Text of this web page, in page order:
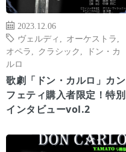
2023.12.06
ヴェルディ
オーケストラ
オペラ
クラシック
ドン・カ
ルロ
歌劇「ドン・カルロ」カン
フェティ購入者限定！特別
インタビューvol.2